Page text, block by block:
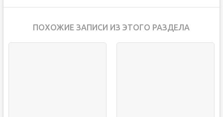
ПОХОЖИЕ ЗАПИСИ ИЗ ЭТОГО РАЗДЕЛА